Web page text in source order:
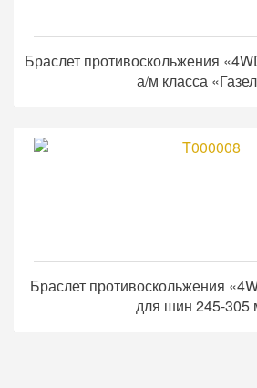
Браслет противоскольжения
а/м класса
Браслет противоскольжения
для шин 245-305